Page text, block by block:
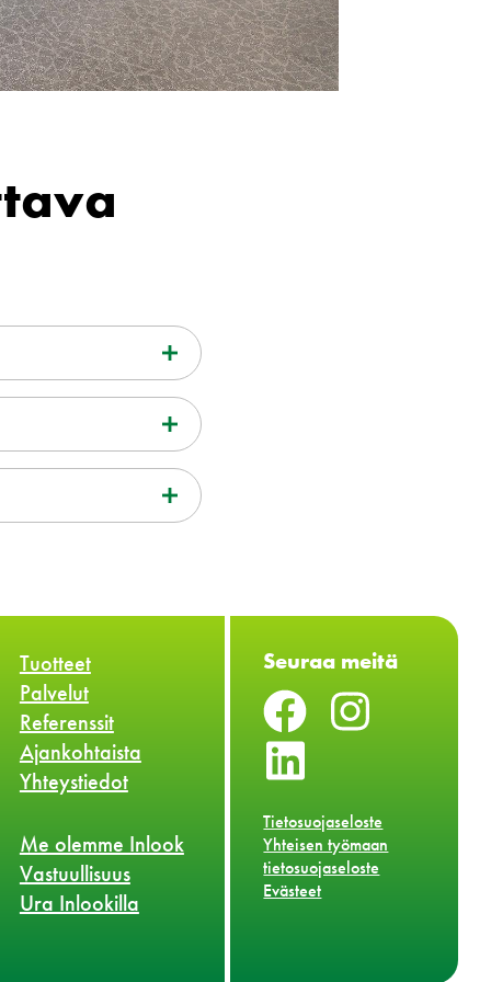
Tuotteet
Palvelut
Referenssit
Ajankohtaista
Yhteystiedot
Me olemme Inlook
Vastuullisuus
Ura Inlookilla
Seuraa meitä
Tietosuojaseloste
Yhteisen työmaan
tietosuojaseloste
Evästeet